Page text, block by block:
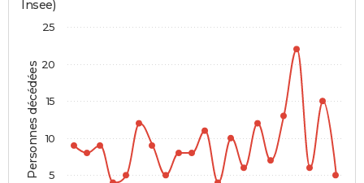
Personnes décédées
Insee)
5
10
15
20
25